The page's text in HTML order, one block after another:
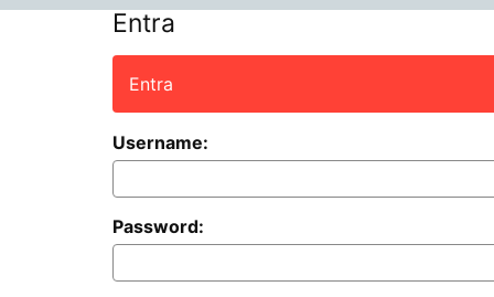
Entra
Entra
Username:
Password: